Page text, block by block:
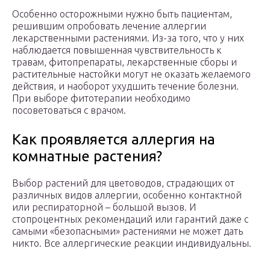
Особенно осторожными нужно быть пациентам,
решившим опробовать лечение аллергии
лекарственными растениями. Из-за того, что у них
наблюдается повышенная чувствительность к
травам, фитопрепараты, лекарственные сборы и
растительные настойки могут не оказать желаемого
действия, и наоборот ухудшить течение болезни.
При выборе фитотерапии необходимо
посоветоваться с врачом.
Как проявляется аллергия на
комнатные растения?
Выбор растений для цветоводов, страдающих от
различных видов аллергии, особенно контактной
или респираторной – большой вызов. И
стопроцентных рекомендаций или гарантий даже с
самыми «безопасными» растениями не может дать
никто. Все аллергические реакции индивидуальны.